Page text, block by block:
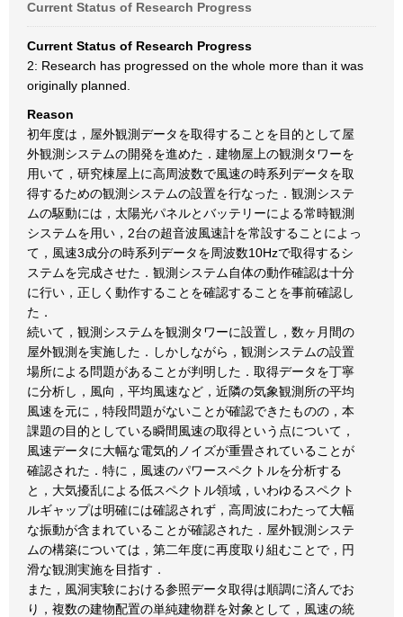
Current Status of Research Progress
Current Status of Research Progress
2: Research has progressed on the whole more than it was
originally planned.
Reason
初年度は，屋外観測データを取得することを目的として屋
外観測システムの開発を進めた．建物屋上の観測タワーを
用いて，研究棟屋上に高周波数で風速の時系列データを取
得するための観測システムの設置を行なった．観測システ
ムの駆動には，太陽光パネルとバッテリーによる常時観測
システムを用い，2台の超音波風速計を常設することによっ
て，風速3成分の時系列データを周波数10Hzで取得するシ
ステムを完成させた．観測システム自体の動作確認は十分
に行い，正しく動作することを確認することを事前確認し
た．
続いて，観測システムを観測タワーに設置し，数ヶ月間の
屋外観測を実施した．しかしながら，観測システムの設置
場所による問題があることが判明した．取得データを丁寧
に分析し，風向，平均風速など，近隣の気象観測所の平均
風速を元に，特段問題がないことが確認できたものの，本
課題の目的としている瞬間風速の取得という点について，
風速データに大幅な電気的ノイズが重畳されていることが
確認された．特に，風速のパワースペクトルを分析する
と，大気擾乱による低スペクトル領域，いわゆるスペクト
ルギャップは明確には確認されず，高周波にわたって大幅
な振動が含まれていることが確認された．屋外観測システ
ムの構築については，第二年度に再度取り組むことで，円
滑な観測実施を目指す．
また，風洞実験における参照データ取得は順調に済んでお
り，複数の建物配置の単純建物群を対象として，風速の統